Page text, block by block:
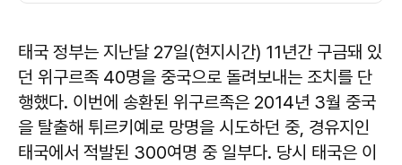
태국 정부는 지난달 27일(현지시간) 11년간 구금돼 있
던 위구르족 40명을 중국으로 돌려보내는 조치를 단
행했다. 이번에 송환된 위구르족은 2014년 3월 중국
을 탈출해 튀르키예로 망명을 시도하던 중, 경유지인
태국에서 적발된 300여명 중 일부다. 당시 태국은 이